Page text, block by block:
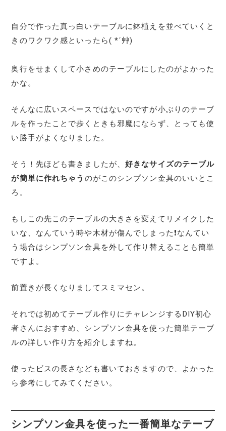
自分で作った真っ白いテーブルに鉢植えを並べていくと
きのワクワク感といったら( *´艸)
奥行をせまくして小さめのテーブルにしたのがよかった
かな。
そんなに広いスペースではないのですが小ぶりのテーブ
ルを作ったことで歩くときも邪魔にならず、とっても使
い勝手がよくなりました。
そう！先ほども書きましたが、好きなサイズのテーブル
が簡単に作れちゃう のがこのシンプソン金具のいいとこ
ろ。
もしこの先このテーブルの大きさを変えてリメイクした
いな、なんていう時や木材が傷んでしまった❗なんてい
う場合はシンプソン金具を外して作り替えることも簡単
ですよ。
前置きが長くなりましてスミマセン。
それでは初めてテーブル作りにチャレンジするDIY初心
者さんにおすすめ、シンプソン金具を使った簡単テーブ
ルの詳しい作り方を紹介しますね。
使ったビスの長さなども書いておきますので、よかった
ら参考にしてみてください。
シンプソン金具を使った一番簡単なテーブ